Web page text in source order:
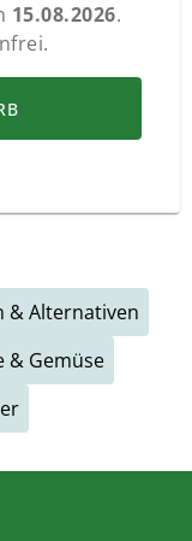
15.08.2026.
& Alternativen
& Gemüse